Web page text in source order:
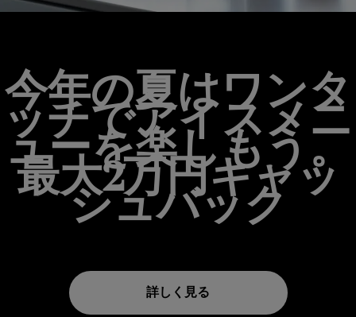
今年の夏はワンタ
ッチでアイスメニ
ューを楽しもう。
最大2万円キャッ
シュバック
詳しく見る